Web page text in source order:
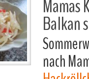
Mamas
Balkan
nach